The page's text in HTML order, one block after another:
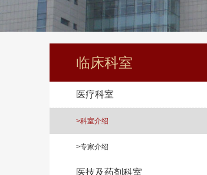
临床科室
医疗科室
>科室介绍
>专家介绍
医技及药剂科室